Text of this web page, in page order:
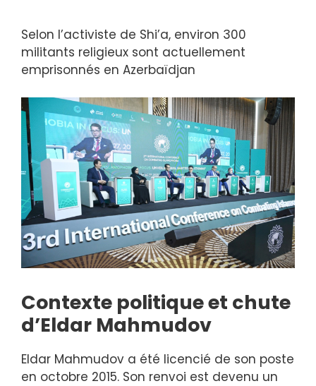
Selon l’activiste de Shi’a, environ 300
militants religieux sont actuellement
emprisonnés en Azerbaïdjan
Contexte politique et chute
d’Eldar Mahmudov
Eldar Mahmudov a été licencié de son poste
en octobre 2015. Son renvoi est devenu un